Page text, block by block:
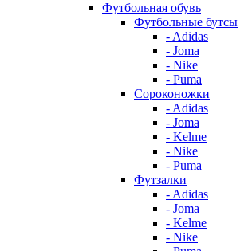
Футбольная обувь
Футбольные бутсы
- Adidas
- Joma
- Nike
- Puma
Сороконожки
- Adidas
- Joma
- Kelme
- Nike
- Puma
Футзалки
- Adidas
- Joma
- Kelme
- Nike